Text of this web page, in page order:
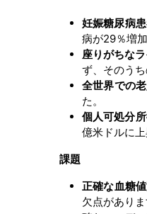
妊娠糖尿病
病が29％増加
座りがちな
ず、そのう
全世界での
た。
個人可処分
億米ドルに上
課題
正確な血糖
欠点があり